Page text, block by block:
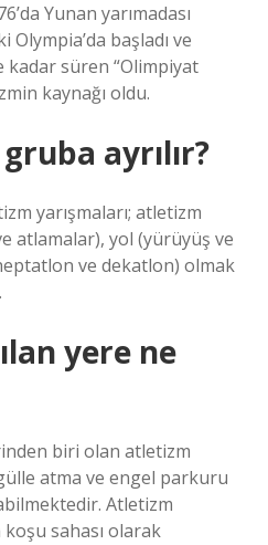
Yunan yarımadası
Olympia’da başladı ve
kadar süren “Olimpiyat
kaynağı oldu.
ayrılır?
yarışmaları; atletizm
atlamalar), yol (yürüyüş ve
ve dekatlon) olmak
yere ne
biri olan atletizm
atma ve engel parkuru
Atletizm
sahası olarak